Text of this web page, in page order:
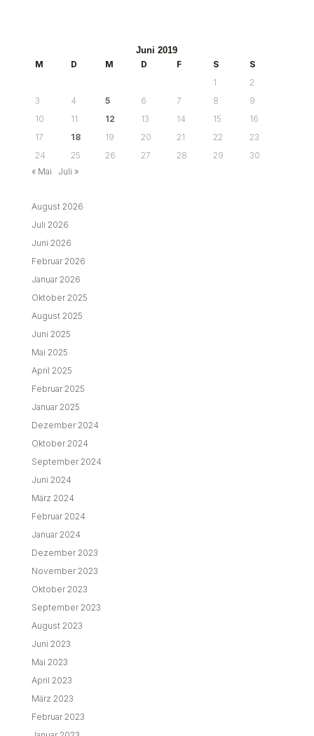
Juni 2019
M
D M D F S
S
1
2
3
4 5 6 7 8
9
10
11 12 13 14 15
16
17
18 19 20 21 22
23
24
25 26 27 28 29
30
« Mai
Juli »
August 2026
Juli 2026
Juni 2026
Februar 2026
Januar 2026
Oktober 2025
August 2025
Juni 2025
Mai 2025
April 2025
Februar 2025
Januar 2025
Dezember 2024
Oktober 2024
September 2024
Juni 2024
März 2024
Februar 2024
Januar 2024
Dezember 2023
November 2023
Oktober 2023
September 2023
August 2023
Juni 2023
Mai 2023
April 2023
März 2023
Februar 2023